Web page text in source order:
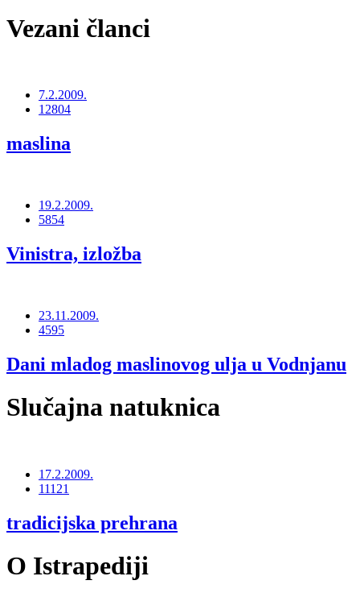
Vezani članci
7.2.2009.
12804
maslina
19.2.2009.
5854
Vinistra, izložba
23.11.2009.
4595
Dani mladog maslinovog ulja u Vodnjanu
Slučajna natuknica
17.2.2009.
11121
tradicijska prehrana
O Istrapediji